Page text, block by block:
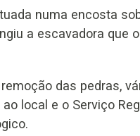
numa encosta
a escavadora que
das pedras,
local e o Serviço